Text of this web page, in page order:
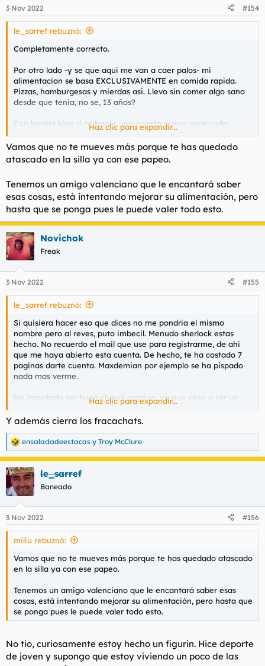
e
s
3 Nov 2022 #154
le_sarref rebuznó:
Completamente correcto.
Por otro lado -y se que aqui me van a caer palos- mi
alimentacion se basa EXCLUSIVAMENTE en comida rapida.
Pizzas, hamburgesas y mierdas asi. Llevo sin comer algo sano
desde que tenia, no se, 13 años?
Con burger king si te haces una cuenta nueva para cada
pedido, te regalan una whopper. Con papa johns si te haces
una cuenta nueva tambien y usas el codigo PIZZAGRATIS, te
regalan una pizza con un pedido minimo de 14€ (ahi suelo
aprovechar para pedir helados). A los del dominos pizza les
descubri que mareando un poco el formulario via web, se
podian acumular descuentos absurdamente. Les hacia pedidos
de 40 pavos por 10€ o asi, los repartidores flipaban cuando
miraban el importe.
Haz clic para expandir...
Vamos que no te mueves más porque te has quedado
atascado en la silla ya con ese papeo.
Tenemos un amigo valenciano que le encantará saber
esas cosas, está intentando mejorar su alimentación, pero
hasta que se ponga pues le puede valer todo esto.
Novichok
Freak
3 Nov 2022 #155
le_sarref rebuznó:
Si quisiera hacer eso que dices no me pondria el mismo
nombre pero al reves, puto imbecil. Menudo sherlock estas
hecho. No recuerdo el mail que use para registrarme, de ahi
que me haya abierto esta cuenta. De hecho, te ha costado 7
paginas darte cuenta. Maxdemian por ejemplo se ha pispado
nada mas verme.
He intentado ser buen chaval contigo, ya que pese a ser un
pretencioso retrasado que no sabe una mierda de lo que habla,
no me mola meter el plano personal en estas cosas de internet,
TONTO.
De verdad es necesario que diga, que pedi referencias tuyas el
otro dia y que TODOS sin excepcion me han dicho que eres un
gilipollas y un inepto? necesitas que diga tambien que tu
negocio de comparadores, aquel que montaste con P.S.,
facturaba la MAREANTE cifra de 300 y pico euros mensuales??
quieres que ponga por aqui tu curriculum de SECRETARIA y lo
comparemos con tus palabras unos hilos mas atras donde
afirmas haber gestionado tropecientas redes de trafico y tener
mas de 10 años de experiencia?? eres un puto desecho
humano y si tuvieras un minimo de dignidad te retirarias de
este hilo antes de que saque mas miseria tuya a relucir
Haz clic para expandir...
Y además cierra los fracachats.
R
e
a
c
c
i
e
s
ensaladadeestacas y Troy McClure
le_sarref
Baneado
3 Nov 2022 #156
miliu rebuznó:
Vamos que no te mueves más porque te has quedado atascado
en la silla ya con ese papeo.
Tenemos un amigo valenciano que le encantará saber esas
cosas, está intentando mejorar su alimentación, pero hasta que
se ponga pues le puede valer todo esto.
No tio, curiosamente estoy hecho un figurin. Hice deporte
de joven y supongo que estoy viviendo un poco de las